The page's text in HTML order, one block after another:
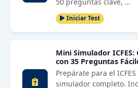
50 preguntas clave, …
Iniciar Test
Mini Simulador
con 35 Preguntas
Prepárate para el
simulador completo.